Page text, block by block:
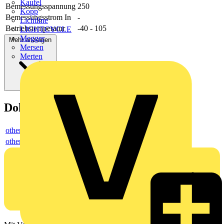
Kaufel
Kopp
Lichtline
LIGHTCYCLE
Megger
Mersen
Merten
Bemessungsspannung 250
Bemessungsstrom In
-
Betriebstemperatur
-40 - 105
Mehr anzeigen
Dokumente
others
others